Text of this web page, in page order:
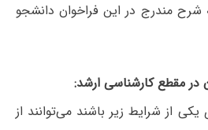
شرح مندرج در این فراخوان دانشجو
مقطع کارشناسی ارشد:
یکی از شرایط زیر باشند می‌توانند از